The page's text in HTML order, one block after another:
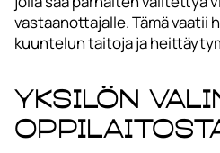
vastaanottajalle. Tämä vaatii
kuuntelun taitoja ja
Yksilön